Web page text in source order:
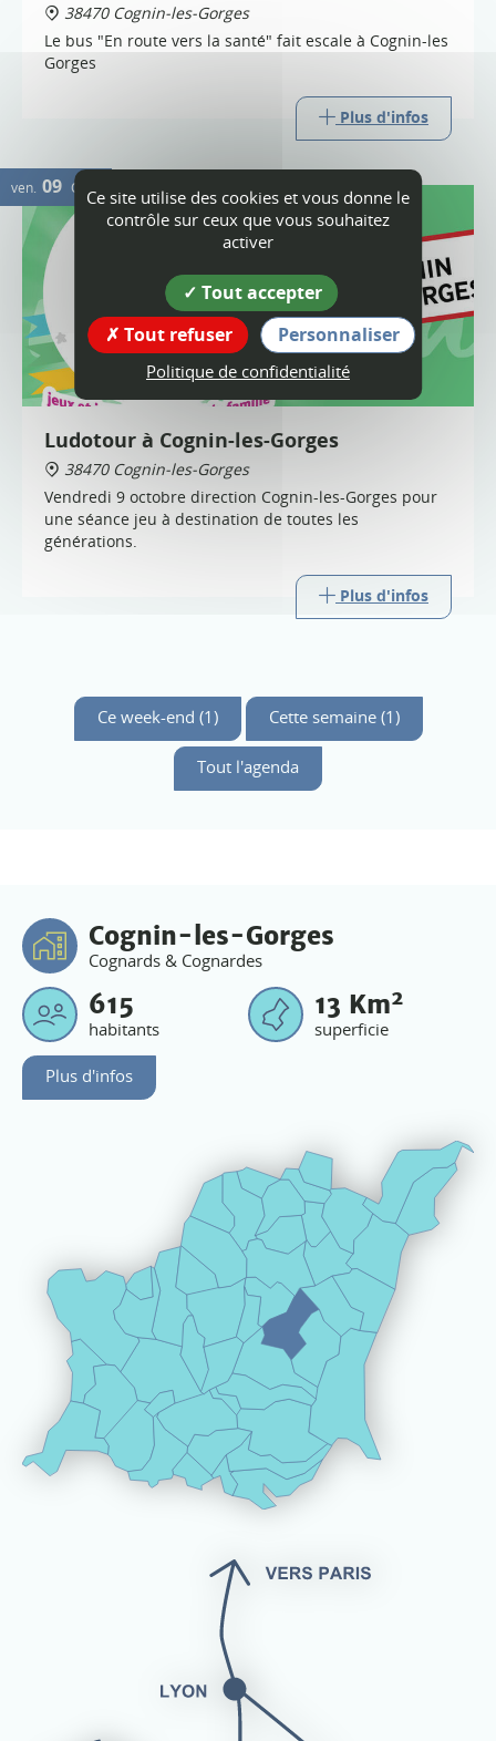
38470 Cognin-les-Gorges
Le bus "En route vers la santé" fait escale à Cognin-les
Gorges
Plus d'infos
ven. 09 OCT.
Ludotour à Cognin-les-Gorges
38470 Cognin-les-Gorges
Vendredi 9 octobre direction Cognin-les-Gorges pour
une séance jeu à destination de toutes les
générations.
Plus d'infos
Ce week-end (1) Cette semaine (1)
Tout l'agenda
Cognin-les-Gorges
Cognards & Cognardes
615
habitants
13 Km2
superficie
Plus d'infos
Ce site utilise des cookies et vous donne le
contrôle sur ceux que vous souhaitez
activer
Tout accepter
Tout refuser
Personnaliser
Politique de confidentialité